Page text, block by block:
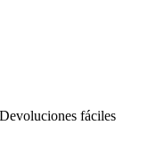
Devoluciones fáciles